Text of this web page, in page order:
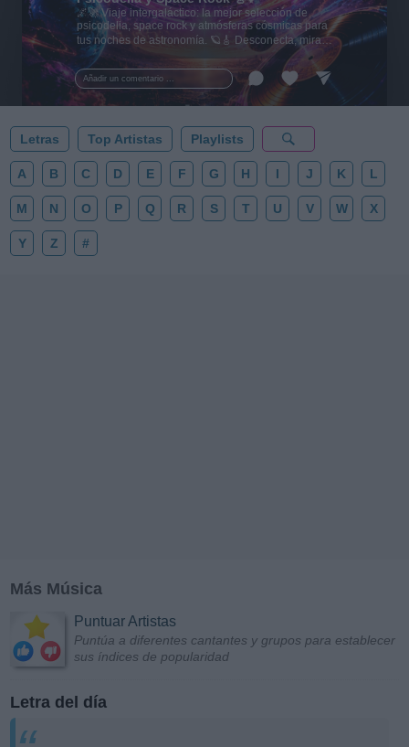
Añadir un comentario ...
🌌🚀 Viaje intergaláctico: la mejor selección de
psicodelia, space rock y atmósferas cósmicas para
tus noches de astronomía. 🪐🎸 Desconecta, mira
al firmamento y siente la gravedad cero. 💾 ¡Guarda
esta colección para tu próxima noche estrellada!
✨⭐
Letras Top Artistas Playlists
A B C D E F G H I J K L
M N O P Q R S T U V W X
Y Z #
Más Música
Puntuar Artistas
Puntúa a diferentes cantantes y grupos para establecer
sus índices de popularidad
Letra del día